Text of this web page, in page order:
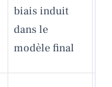
biais induit
dans le
modèle final